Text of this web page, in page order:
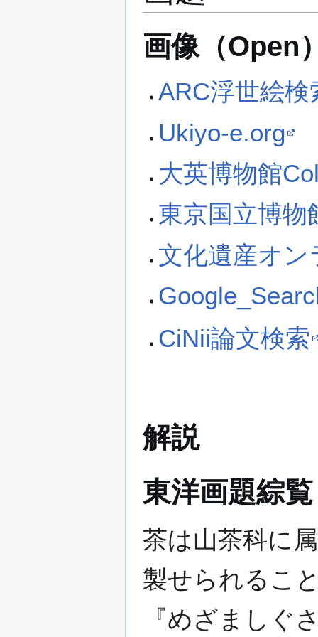
画像（Open
ARC浮世絵
Ukiyo-e.org
大英博物館
東京国立博物
文化遺産オン
CiNii論文検索
解説
東洋画題綜覧
茶は山茶科に
製せられるこ
『めざましぐ